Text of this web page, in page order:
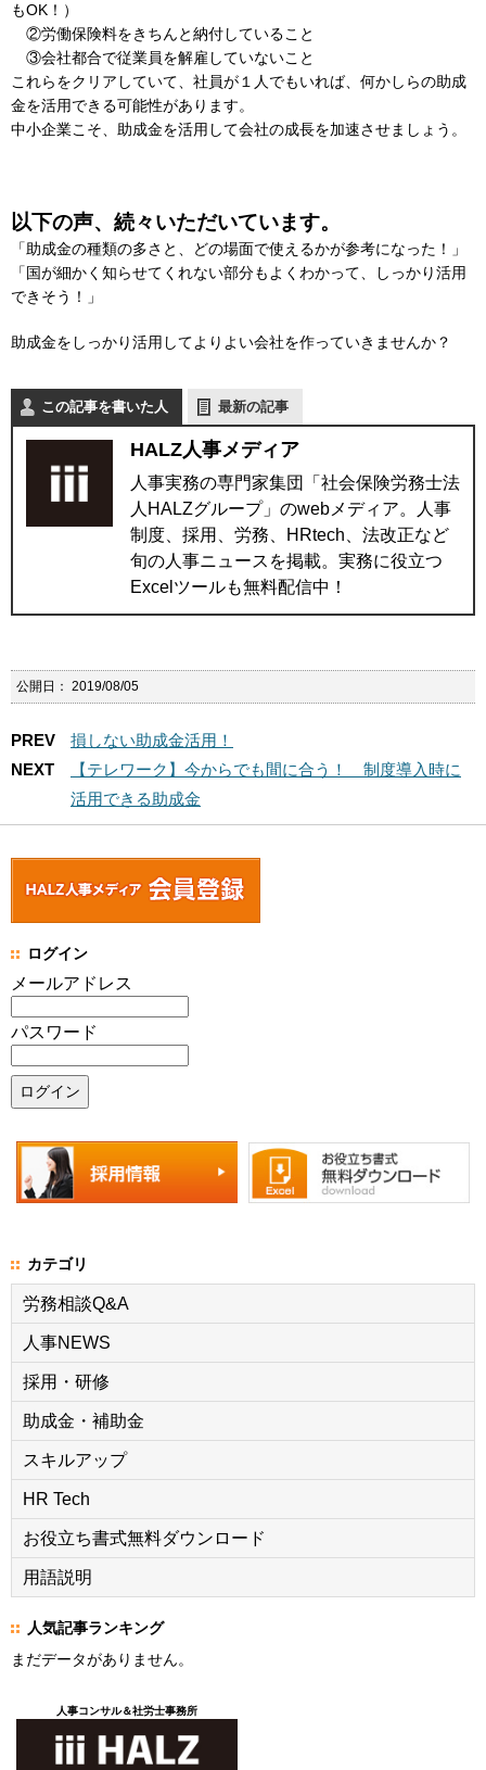
もOK！）
②労働保険料をきちんと納付していること
③会社都合で従業員を解雇していないこと
これらをクリアしていて、社員が１人でもいれば、何かしらの助成
金を活用できる可能性があります。
中小企業こそ、助成金を活用して会社の成長を加速させましょう。
以下の声、続々いただいています。
「助成金の種類の多さと、どの場面で使えるかが参考になった！」
「国が細かく知らせてくれない部分もよくわかって、しっかり活用
できそう！」
助成金をしっかり活用してよりよい会社を作っていきませんか？
この記事を書いた人 最新の記事
HALZ人事メディア
人事実務の専門家集団「社会保険労務士法
人HALZグループ」のwebメディア。人事
制度、採用、労務、HRtech、法改正など
旬の人事ニュースを掲載。実務に役立つ
Excelツールも無料配信中！
公開日： 2019/08/05
PREV
損しない助成金活用！
NEXT
【テレワーク】今からでも間に合う！ 制度導入時に
活用できる助成金
ログイン
メールアドレス
パスワード
カテゴリ
労務相談Q&A
人事NEWS
採用・研修
助成金・補助金
スキルアップ
HR Tech
お役立ち書式無料ダウンロード
用語説明
人気記事ランキング
まだデータがありません。
人事コンサル＆社労士事務所